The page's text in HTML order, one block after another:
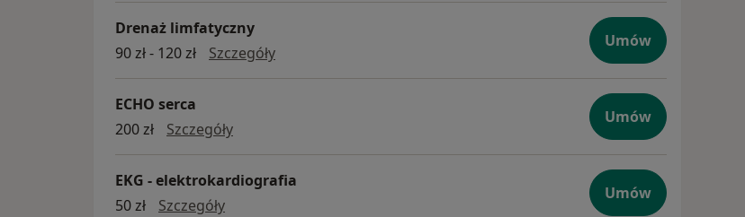
Drenaż limfatyczny
90 zł - 120 zł
SzczegółyDrenaż limfatyczny
Umów
ECHO serca
200 zł
SzczegółyECHO serca
Umów
EKG - elektrokardiografia
50 zł
SzczegółyEKG - elektrokardiografia
Umów